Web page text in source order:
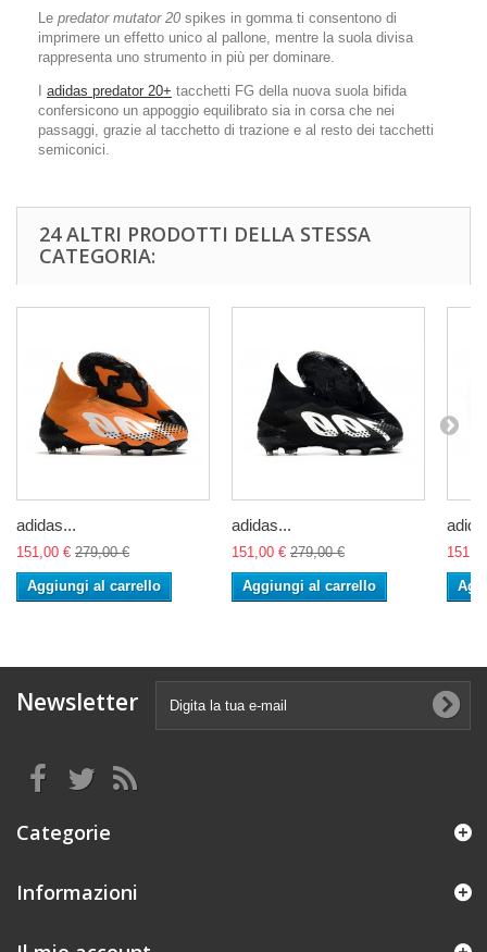
Le predator mutator 20 spikes in gomma ti consentono di
imprimere un effetto unico al pallone, mentre la suola divisa
rappresenta uno strumento in più per dominare.
adidas predator 20+ tacchetti FG della nuova suola bifida
confersicono un appoggio equilibrato sia in corsa che nei
passaggi, grazie al tacchetto di trazione e al resto dei tacchetti
semiconici.
24 ALTRI PRODOTTI DELLA STESSA
CATEGORIA:
adidas...
151,00 € 279,00 €
Aggiungi al carrello
adidas...
151,00 € 279,00 €
Aggiungi al carrello
Newsletter
Categorie
Informazioni